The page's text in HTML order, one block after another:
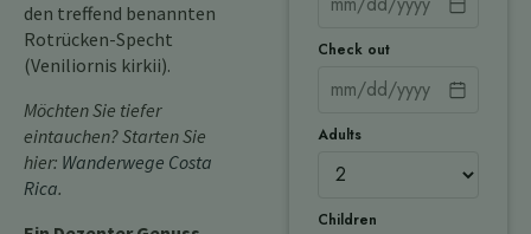
den treffend benannten
Rotrücken-Specht
(Veniliornis kirkii).
Möchten Sie tiefer
eintauchen? Starten Sie
hier: Wanderwege Costa
Rica.
Check out
Adults
Children